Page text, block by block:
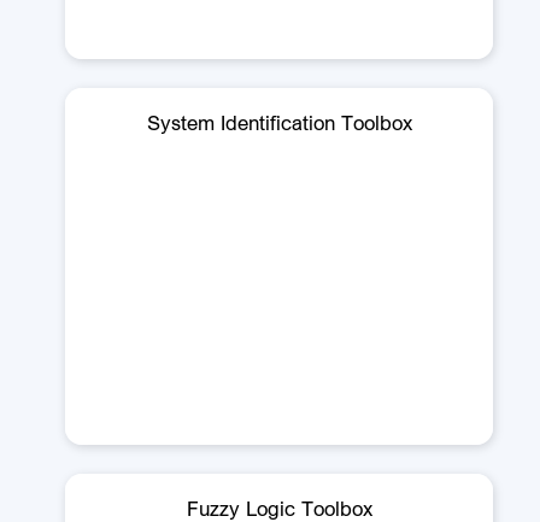
System Identification Toolbox
Fuzzy Logic Toolbox